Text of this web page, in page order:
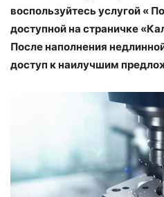
воспользуйтесь услугой «
доступной на страничке
После наполнения
доступ к наилучшим